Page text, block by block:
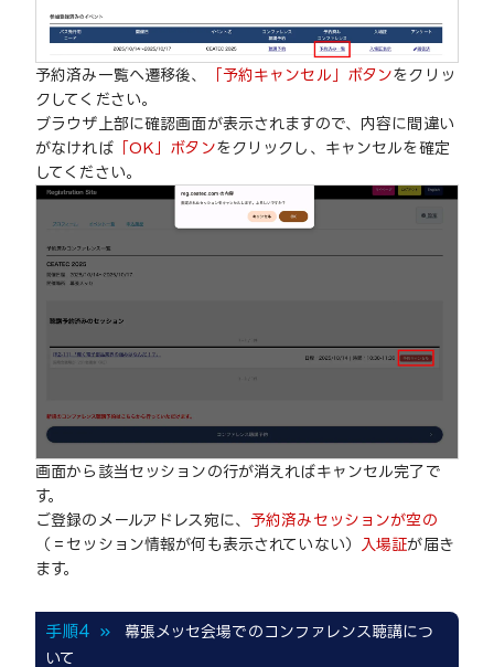
予約済み一覧へ遷移後、 「予約キャンセル」ボタンをクリッ
クしてください。
ブラウザ上部に確認画面が表示されますので、内容に間違い
がなければ「OK」ボタンをクリックし、キャンセルを確定
してください。
画面から該当セッションの行が消えればキャンセル完了で
す。
ご登録のメールアドレス宛に、 予約済みセッションが空の
（＝セッション情報が何も表示されていない）
入場証が届き
ます。
手順4
幕張メッセ会場でのコンファレンス聴講につ
いて